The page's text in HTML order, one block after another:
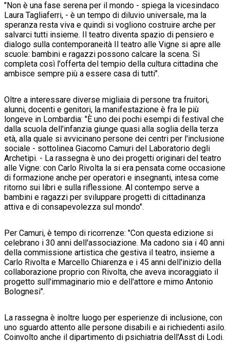
"Non è una fase serena per il mondo - spiega la vicesindaco
Laura Tagliaferri, - è un tempo di diluvio universale, ma la
speranza resta viva e quindi si vogliono costruire arche per
salvarci tutti insieme. Il teatro diventa spazio di pensiero e
dialogo sulla contemporaneità Il teatro alle Vigne si apre alle
scuole: bambini e ragazzi possono calcare la scena. Si
completa così l'offerta del tempio della cultura cittadina che
ambisce sempre più a essere casa di tutti".
Oltre a interessare diverse migliaia di persone tra fruitori,
alunni, docenti e genitori, la manifestazione è fra le più
longeve in Lombardia: "È uno dei pochi esempi di festival che
dalla scuola dell'infanzia giunge quasi alla soglia della terza
età, alla quale si avvicinano persone dei centri per l'inclusione
sociale - sottolinea Giacomo Camuri del Laboratorio degli
Archetipi. - La rassegna è uno dei progetti originari del teatro
alle Vigne: con Carlo Rivolta la si era pensata come occasione
di formazione anche per operatori e insegnanti, intesa come
ritorno sui libri e sulla riflessione. Al contempo serve a
bambini e ragazzi per sviluppare progetti di cittadinanza
attiva e di consapevolezza sul mondo".
Per Camuri, è tempo di ricorrenze: "Con questa edizione si
celebrano i 30 anni dell'associazione. Ma cadono sia i 40 anni
della commissione artistica che gestiva il teatro, insieme a
Carlo Rivolta e Marcello Chiarenza e i 45 anni dell'inizio della
collaborazione proprio con Rivolta, che aveva incoraggiato il
progetto sull'immaginario mio e dell'attore e mimo Antonio
Bolognesi".
La rassegna è inoltre luogo per esperienze di inclusione, con
uno sguardo attento alle persone disabili e ai richiedenti asilo.
Coinvolto anche il dipartimento di psichiatria dell'Asst di Lodi.